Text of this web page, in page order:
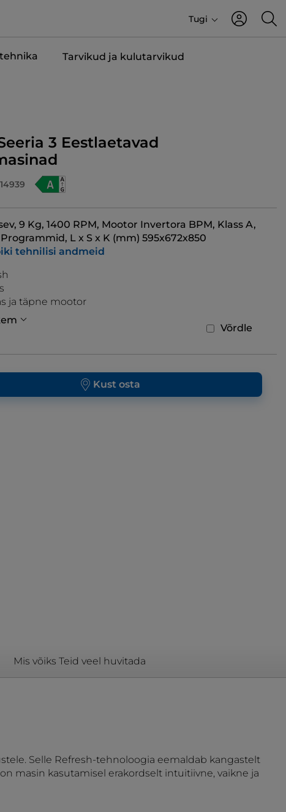
Tugi
Tarvikud ja kulutarvikud
3 Eestlaetavad
9 Kg, 1400 RPM, Mootor Invertora BPM, Klass A,
Programmid, L x S x K (mm) 595x672x850
tehnilisi andmeid
Võrdle
ja täpne mootor
Kust osta
Mis võiks Teid veel huvitada
Selle Refresh-tehnoloogia eemaldab kangastelt
masin kasutamisel erakordselt intuitiivne, vaikne ja